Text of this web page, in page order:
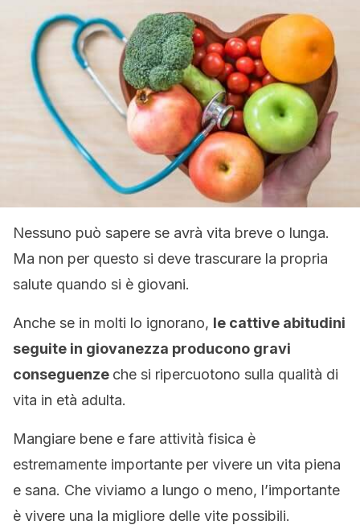
Nessuno può sapere se avrà vita breve o lunga.
Ma non per questo si deve trascurare la propria
salute quando si è giovani.
Anche se in molti lo ignorano, le cattive abitudini
seguite in giovanezza producono gravi
conseguenze che si ripercuotono sulla qualità di
vita in età adulta.
Mangiare bene e fare attività fisica è
estremamente importante per vivere un vita piena
e sana. Che viviamo a lungo o meno, l’importante
è vivere una la migliore delle vite possibili.